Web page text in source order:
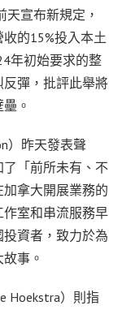
天宣布新規定，
的15%投入本土
年初始要求的整
彈，批評此舉將
。
）昨天發表聲
「前所未有、不
拿大開展業務的
室和串流服務早
資者，致力於為
事。
Hoekstra）則指